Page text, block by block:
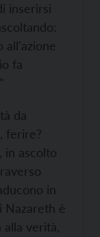
inserirsi
all'azione
fa
da
ferire?
in ascolto
in
Nazareth è
verità,